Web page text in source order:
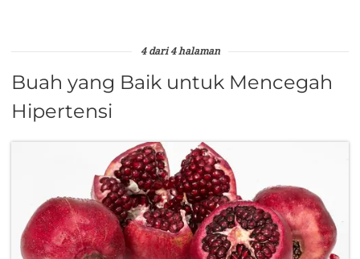
4 dari 4 halaman
Buah yang Baik untuk Mencegah
Hipertensi